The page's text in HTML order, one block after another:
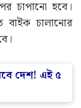
চাপানো হবে।
বাইক চালানোর
দেশ! এই ৫